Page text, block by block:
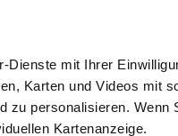
Dienste mit Ihrer
Karten und Videos mit
zu personalisieren. Wenn
Kartenanzeige.
Jobs & Karriere